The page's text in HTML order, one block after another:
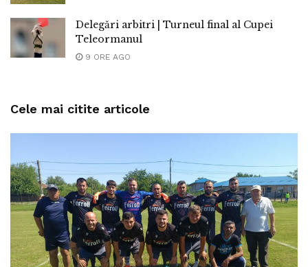
Delegări arbitri | Turneul final al Cupei
Teleormanul
9 ORE AGO
Cele mai citite articole